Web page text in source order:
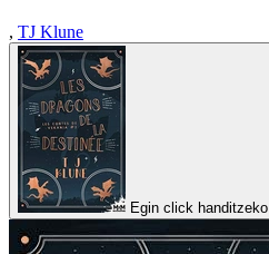
, TJ Klune
Egin click handitzeko